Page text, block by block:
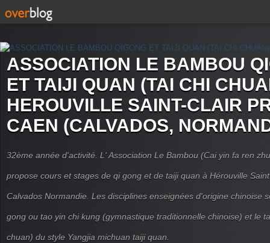
ASSOCIATION LE BAMBOU
ET TAIJI QUAN (TAI CHI
HEROUVILLE SAINT-CLAIR
CAEN (CALVADOS,
32ème année d'activité. L' Association Le Bambou (Cai yin fa ren
propose cours et stages de qi gong et de taiji quan à Hérouville
Calvados Normandie. Les disciplines enseignées d'origine chinoise
gong ou tao yin chi kung (gymnastique traditionnelle chinoise) et le
chuan) du style Yangjia michuan taiji quan.